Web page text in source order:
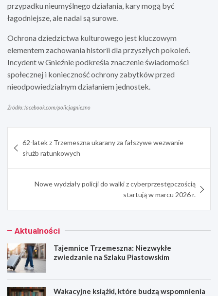
przypadku nieumyślnego działania, kary mogą być
łagodniejsze, ale nadal są surowe.
Ochrona dziedzictwa kulturowego jest kluczowym
elementem zachowania historii dla przyszłych pokoleń.
Incydent w Gnieźnie podkreśla znaczenie świadomości
społecznej i konieczność ochrony zabytków przed
nieodpowiedzialnym działaniem jednostek.
Źródło: facebook.com/policjagniezno
wpisu
62-latek z Trzemeszna ukarany za fałszywe wezwanie
służb ratunkowych
Nowe wydziały policji do walki z cyberprzestępczością
startują w marcu 2026 r.
Aktualności
Tajemnice Trzemeszna: Niezwykłe
zwiedzanie na Szlaku Piastowskim
Wakacyjne książki, które budzą wspomnienia